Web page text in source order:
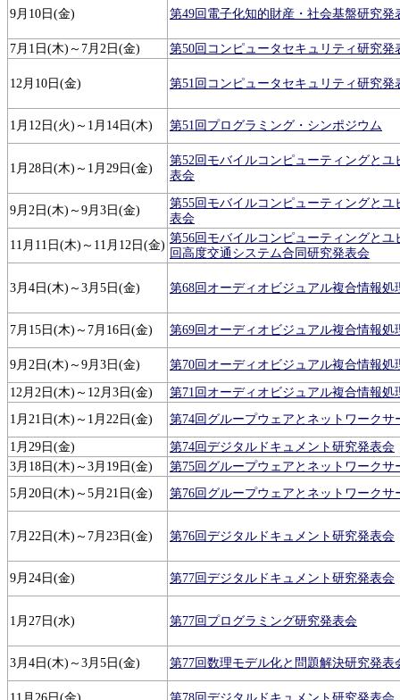
9月10日(金) 第49回電子化知的財産・社会基盤研究発
7月1日(木)～7月2日(金) 第50回コンピュータセキュリティ研究発
12月10日(金) 第51回コンピュータセキュリティ研究発
1月12日(火)～1月14日(木) 第51回プログラミング・シンポジウム
1月28日(木)～1月29日(金)
第52回モバイルコンピューティングとユ
表会
9月2日(木)～9月3日(金)
第55回モバイルコンピューティングとユ
表会
11月11日(木)～11月12日(金)
第56回モバイルコンピューティングとユ
回高度交通システム合同研究発表会
3月4日(木)～3月5日(金) 第68回オーディオビジュアル複合情報処
7月15日(木)～7月16日(金) 第69回オーディオビジュアル複合情報処
9月2日(木)～9月3日(金) 第70回オーディオビジュアル複合情報処
12月2日(木)～12月3日(金)
第71回オーディオビジュアル複合情報処
1月21日(木)～1月22日(金)
第74回グループウェアとネットワークサ
1月29日(金)
第74回デジタルドキュメント研究発表会
3月18日(木)～3月19日(金)
第75回グループウェアとネットワークサ
5月20日(木)～5月21日(金)
第76回グループウェアとネットワークサ
7月22日(木)～7月23日(金) 第76回デジタルドキュメント研究発表会
9月24日(金) 第77回デジタルドキュメント研究発表会
1月27日(水) 第77回プログラミング研究発表会
3月4日(木)～3月5日(金) 第77回数理モデル化と問題解決研究発表